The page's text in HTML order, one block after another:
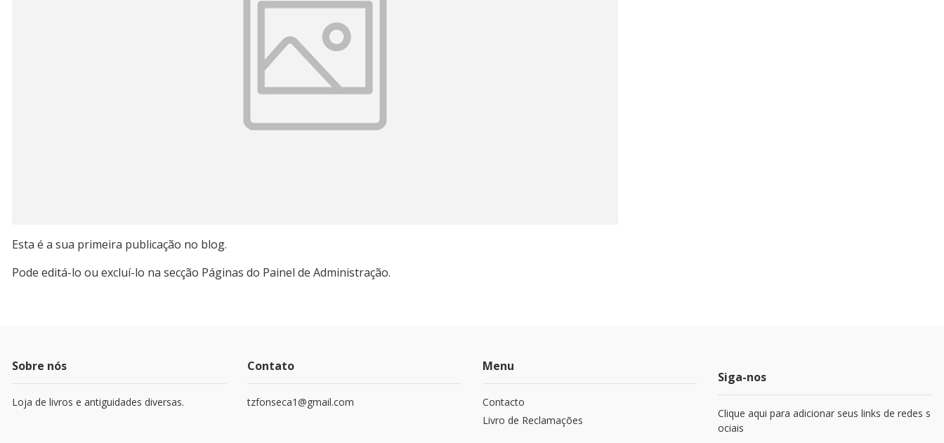
Esta é a sua primeira publicação no blog.
Pode editá-lo ou excluí-lo na secção Páginas do Painel de Administração.
Sobre nós
Loja de livros e antiguidades diversas.
Contato
tzfonseca1@gmail.com
Menu
Contacto
Livro de Reclamações
Siga-nos
Clique aqui para adicionar seus links de redes s
ociais